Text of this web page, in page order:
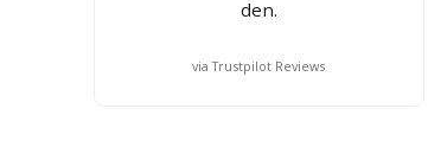
den.
via Trustpilot Reviews